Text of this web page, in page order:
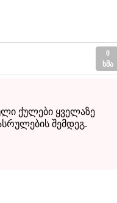
ქულები ყველაზე
შემდეგ.
0
ხმა